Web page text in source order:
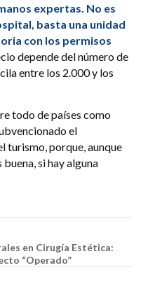
expertas. No es
basta una unidad
con los permisos
depende del número de
entre los 2.000 y los
todo de países como
el
turismo, porque, aunque
si hay alguna
en Cirugía Estética:
“Operado”